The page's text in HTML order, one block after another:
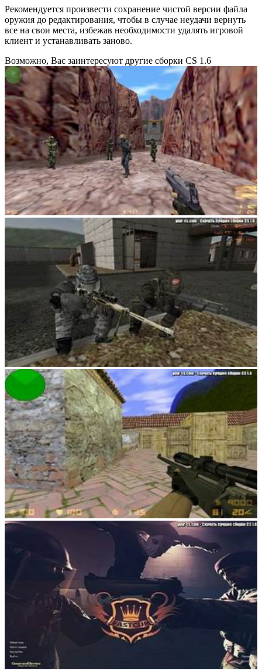
Рекомендуется произвести сохранение чистой версии файла
оружия до редактирования, чтобы в случае неудачи вернуть
все на свои места, избежав необходимости удалять игровой
клиент и устанавливать заново.
Возможно, Вас заинтересуют другие сборки CS 1.6